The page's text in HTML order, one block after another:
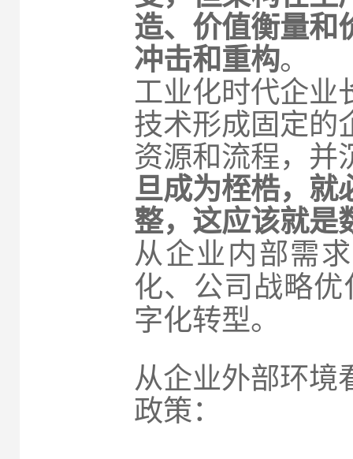
造、价值衡量和
冲击和重构。
工业化时代企业
技术形成固定的
资源和流程，并
旦成为桎梏，就
整，这应该就是
从企业内部需
化、公司战略
字化转型。
从企业外部环境
政策：